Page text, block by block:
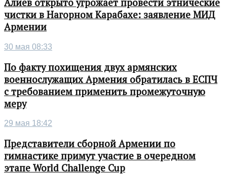
Алиев открыто угрожает провести этнические
чистки в Нагорном Карабахе: заявление МИД
Армении
30 мая 08:33
По факту похищения двух армянских
военнослужащих Армения обратилась в ЕСПЧ
с требованием применить промежуточную
меру
29 мая 18:42
Представители сборной Армении по
гимнастике примут участие в очередном
этапе World Challenge Cup